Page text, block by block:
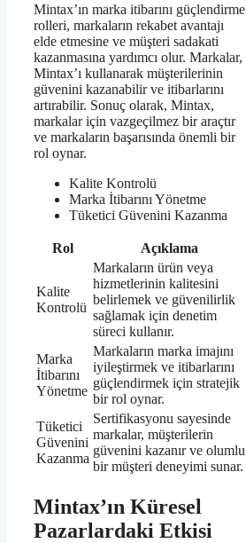
Mintax’ın marka itibarını güçlendirme
rolleri, markaların rekabet avantajı
elde etmesine ve müşteri sadakati
kazanmasına yardımcı olur. Markalar,
Mintax’ı kullanarak müşterilerinin
güvenini kazanabilir ve itibarlarını
artırabilir. Sonuç olarak, Mintax,
markalar için vazgeçilmez bir araçtır
ve markaların başarısında önemli bir
rol oynar.
Kalite Kontrolü
Marka İtibarını Yönetme
Tüketici Güvenini Kazanma
Rol Açıklama
Kalite
Kontrolü
Markaların ürün veya
hizmetlerinin kalitesini
belirlemek ve güvenilirlik
sağlamak için denetim
süreci kullanır.
Marka
İtibarını
Yönetme
Markaların marka imajını
iyileştirmek ve itibarlarını
güçlendirmek için stratejik
bir rol oynar.
Tüketici
Güvenini
Kazanma
Sertifikasyonu sayesinde
markalar, müşterilerin
güvenini kazanır ve olumlu
bir müşteri deneyimi sunar.
Mintax’ın Küresel
Pazarlardaki Etkisi